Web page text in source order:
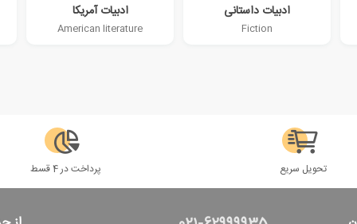
ادبیات داستانی
Fiction
ادبیات آمریکا
American literature
تحویل سریع پرداخت در 4 قسط